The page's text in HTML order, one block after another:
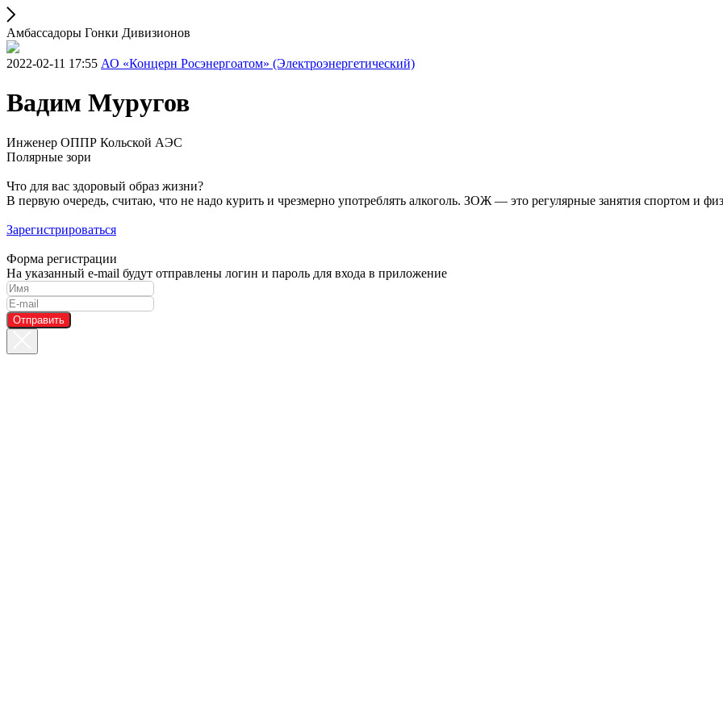
Амбассадоры Гонки Дивизионов
2022-02-11 17:55 АО «Концерн Росэнергоатом» (Электроэнергетический)
Вадим Муругов
Инженер ОППР Кольской АЭС
Полярные зори
Что для вас здоровый образ жизни?
В первую очередь, считаю, что не надо курить и чрезмерно употреблять алкоголь. ЗОЖ — это регулярные занятия спортом и
Зарегистрироваться
Форма регистрации
На указанный e-mail будут отправлены логин и пароль для входа в приложение
Отправить